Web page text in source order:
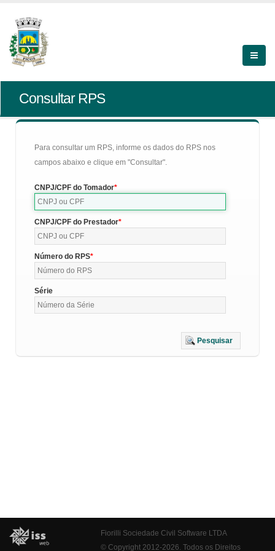
Consultar RPS
Para consultar um RPS, informe os dados do RPS nos
campos abaixo e clique em "Consultar".
CNPJ/CPF do Tomador
CNPJ/CPF do Prestador
Número do RPS
Série
Pesquisar
Fiorilli Sociedade Civil Software LTDA
© Copyright 2012-2026. Todos os Direitos